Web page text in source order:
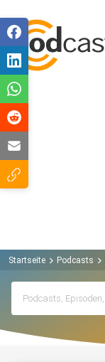
Startseite Podcasts